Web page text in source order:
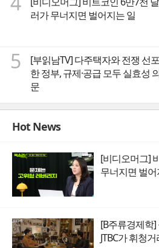
러가 무너지면 벌어지는 일
5
[부읽남TV] 다주택자와 전쟁 선포
한 정부, 규제·공급 모두 실효성
문
Hot News
[비디오머그]
무너지면 벌어
[B주류경제학
JTBC가 휘청